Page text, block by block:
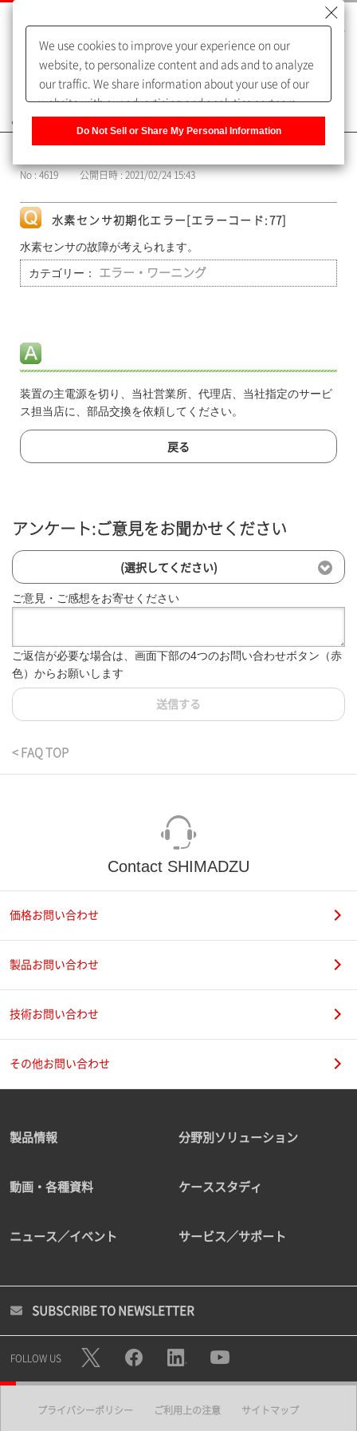
よくあるご質問（FAQ）
No : 4619 公開日時 : 2021/02/24 15:43
水素センサ初期化エラー[エラーコード:77]
水素センサの故障が考えられます。
カテゴリー： エラー・ワーニング
装置の主電源を切り、当社営業所、代理店、当社指定のサービ
ス担当店に、部品交換を依頼してください。
戻る
アンケート:ご意見をお聞かせください
(選択してください)
ご意見・ご感想をお寄せください
ご返信が必要な場合は、画面下部の4つのお問い合わせボタン（赤
色）からお願いします
送信する
< FAQ TOP
Contact SHIMADZU
価格お問い合わせ
製品お問い合わせ
技術お問い合わせ
その他お問い合わせ
製品情報 分野別ソリューション
動画・各種資料 ケーススタディ
ニュース／イベント サービス／サポート
SUBSCRIBE TO NEWSLETTER
FOLLOW US
プライバシーポリシー ご利用上の注意 サイトマップ
We use cookies to improve your experience on our
website, to personalize content and ads and to analyze
our traffic. We share information about your use of our
website with our advertising and analytics partners,
of our sharing information about you with our partners.
Information] to customize your cookie settings on our
Do Not Sell or Share My Personal Information